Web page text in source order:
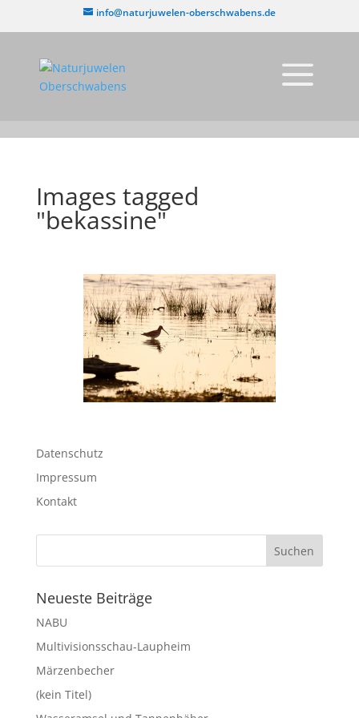
info@naturjuwelen-oberschwabens.de
Images tagged
"bekassine"
Datenschutz
Impressum
Kontakt
Neueste Beiträge
NABU
Multivisionsschau-Laupheim
Märzenbecher
(kein Titel)